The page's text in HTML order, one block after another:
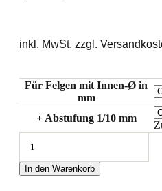
inkl. MwSt. zzgl.
Für Felgen mit Innen-Ø in
mm
+ Abstufung 1/10 mm
In den Warenkorb